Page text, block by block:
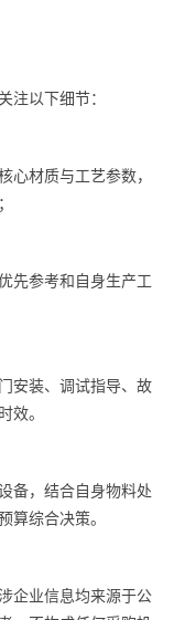
注以下细节：
心材质与工艺参数，
先参考和自身生产工
安装、调试指导、故
效。
备，结合自身物料处
算综合决策。
企业信息均来源于公